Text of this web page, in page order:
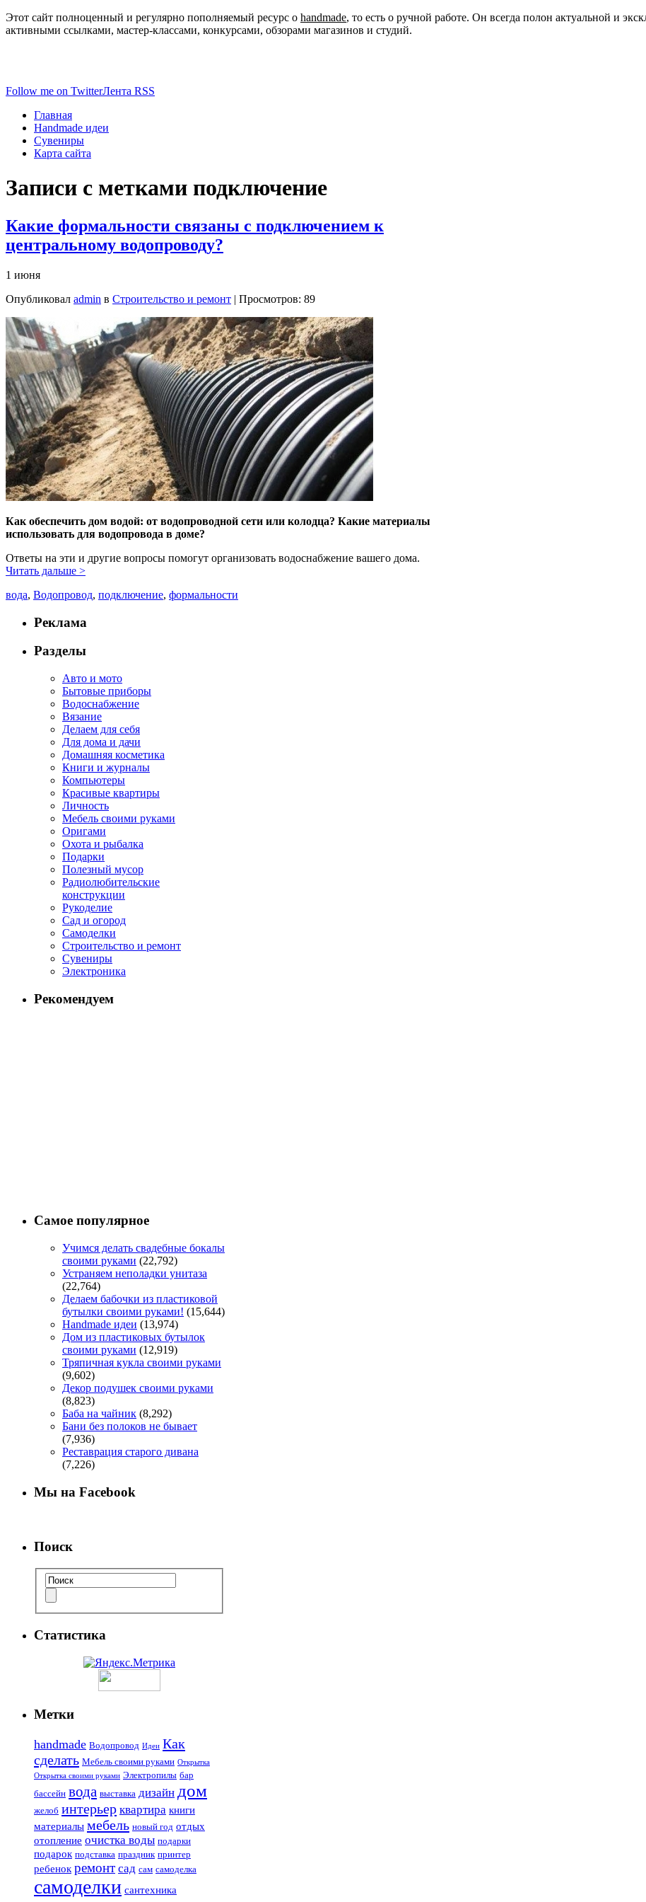
Этот сайт полноценный и регулярно пополняемый ресурс о handmade, то есть о ручной работе. Он всегда полон актуальной и
активными ссылками, мастер-классами, конкурсами, обзорами магазинов и студий.
Follow me on TwitterЛента RSS
Главная
Handmade идеи
Сувениры
Карта сайта
Записи с метками подключение
Какие формальности связаны с подключением к
центральному водопроводу?
1 июня
Опубликовал admin в Строительство и ремонт | Просмотров: 89
Как обеспечить дом водой: от водопроводной сети или колодца? Какие материалы
использовать для водопровода в доме?
Ответы на эти и другие вопросы помогут организовать водоснабжение вашего дома.
Читать дальше >
вода, Водопровод, подключение, формальности
Реклама
Разделы
Авто и мото
Бытовые приборы
Водоснабжение
Вязание
Делаем для себя
Для дома и дачи
Домашняя косметика
Книги и журналы
Компьютеры
Красивые квартиры
Личность
Мебель своими руками
Оригами
Охота и рыбалка
Подарки
Полезный мусор
Радиолюбительские
конструкции
Рукоделие
Сад и огород
Самоделки
Строительство и ремонт
Сувениры
Электроника
Рекомендуем
Самое популярное
Учимся делать свадебные бокалы
своими руками (22,792)
Устраняем неполадки унитаза
(22,764)
Делаем бабочки из пластиковой
бутылки своими руками! (15,644)
Handmade идеи (13,974)
Дом из пластиковых бутылок
своими руками (12,919)
Тряпичная кукла своими руками
(9,602)
Декор подушек своими руками
(8,823)
Баба на чайник (8,292)
Бани без полоков не бывает
(7,936)
Реставрация старого дивана
(7,226)
Мы на Facebook
Поиск
Статистика
Метки
handmade Водопровод Идеи Как
сделать Мебель своими руками Открытка
Открытка своими руками Электропилы бар
бассейн вода выставка дизайн дом
желоб интерьер квартира книги
материалы мебель новый год отдых
отопление очистка воды подарки
подарок подставка праздник принтер
ребенок ремонт сад сам самоделка
самоделки сантехника